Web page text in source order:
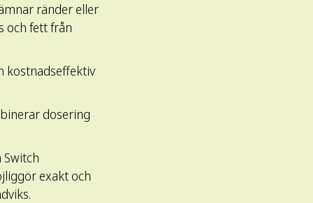
ränder eller
och fett från
kostnadseffektiv
dosering
Switch
exakt och